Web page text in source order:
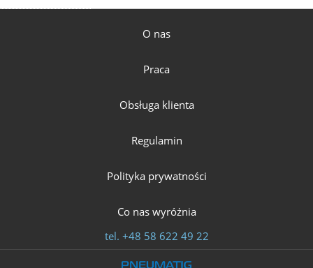
O nas
Praca
Obsługa klienta
Regulamin
Polityka prywatności
Co nas wyróżnia
tel. +48 58 622 49 22